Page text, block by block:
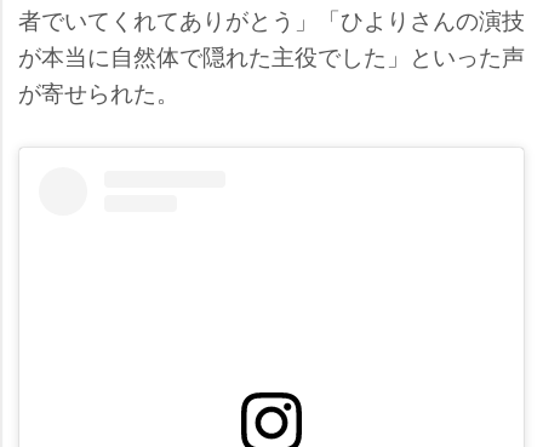
者でいてくれてありがとう」「ひよりさんの演技
が本当に自然体で隠れた主役でした」といった声
が寄せられた。